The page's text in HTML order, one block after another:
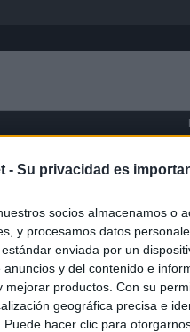
- Su privacidad es
socios almacenamos o
y procesamos datos
enviada por un
anuncios y del contenido e
mejorar productos. Con su
geográfica precisa e
Puede hacer clic para
Bolívar